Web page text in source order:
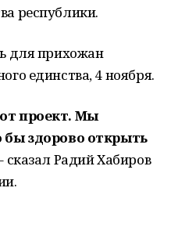
республики.
для прихожан
единства, 4 ноября.
проект. Мы
бы здорово открыть
сказал Радий Хабиров